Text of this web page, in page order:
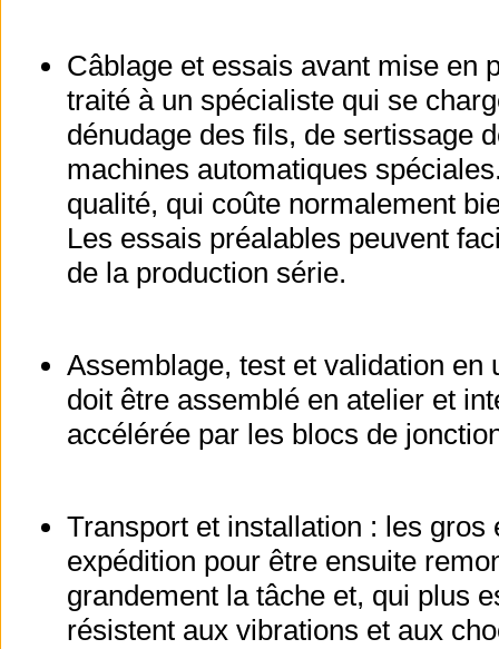
Câblage et essais avant mise en
traité à un spécialiste qui se
dénudage des fils, de sertissage
machines automatiques
qualité, qui coûte normalement
Les essais préalables peuvent
de la production série.
Assemblage, test et validation en
doit être assemblé en atelier et
accélérée par les blocs de
Transport et installation : les
expédition pour être ensuite
grandement la tâche et, qui plus
résistent aux vibrations et aux